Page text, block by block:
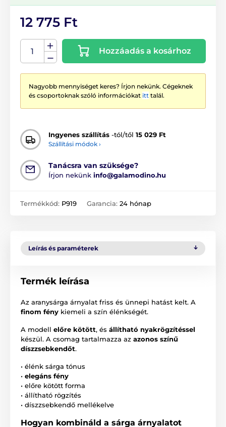
12 775 Ft
Hozzáadás a kosárhoz
Nagyobb mennyiséget keres? Írjon nekünk. Cégeknek
és csoportoknak szóló információkat itt talál.
Ingyenes szállítás -tól/től 15 029 Ft
Szállítási módok ›
Tanácsra van szüksége?
Írjon nekünk info@galamodino.hu
Termékkód: P919 Garancia: 24 hónap
Leírás és paraméterek
Termék leírása
Az aranysárga árnyalat friss és ünnepi hatást kelt. A
finom fény kiemeli a szín élénkségét.
A modell előre kötött, és állítható nyakrögzítéssel
készül. A csomag tartalmazza az azonos színű
díszzsebkendőt.
• élénk sárga tónus
• elegáns fény
• előre kötött forma
• állítható rögzítés
• díszzsebkendő mellékelve
Hogyan kombináld a sárga árnyalatot